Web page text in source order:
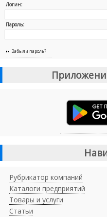
Логин:
Пароль:
Забыли пароль?
Рубрикатор компаний
Каталоги предприятий
Товары и услуги
Статьи